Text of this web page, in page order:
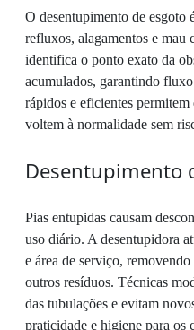
O desentupimento de esgoto
refluxos, alagamentos e mau
identifica o ponto exato da
acumulados, garantindo
rápidos e eficientes
voltem à normalidade sem
Desentupimento
Pias entupidas causam
uso diário. A desentupidora
e área de serviço,
outros resíduos. Técnicas
das tubulações e evitam
praticidade e higiene para os